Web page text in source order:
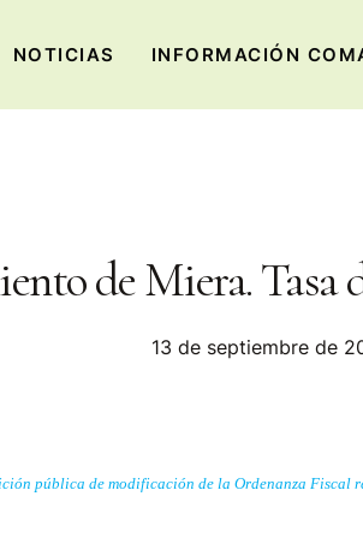
NOTICIAS INFORMACIÓN
de Miera. Tasa
13 de septiembre de
pública de modificación de la Ordenanza Fiscal